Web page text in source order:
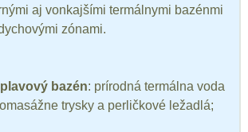
aj vonkajšími termálnymi bazénmi
zónami.
bazén: prírodná termálna voda
trysky a perličkové ležadlá;